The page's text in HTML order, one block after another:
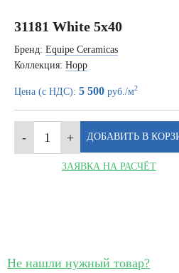
31181 White 5x40
Бренд: Equipe Ceramicas
Коллекция: Hopp
Цена (с НДС): 5 500 руб./м2
ЗАЯВКА НА РАСЧЁТ
Не нашли нужный товар?